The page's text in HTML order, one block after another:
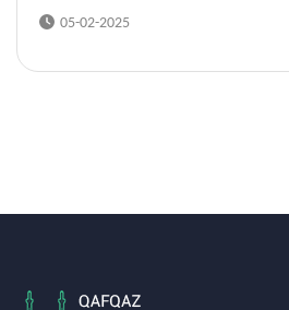
05-02-2025